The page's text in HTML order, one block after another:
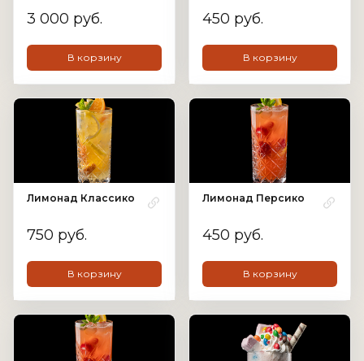
3 000 руб.
В корзину
450 руб.
В корзину
Лимонад Классико
750 руб.
В корзину
Лимонад Персико
450 руб.
В корзину